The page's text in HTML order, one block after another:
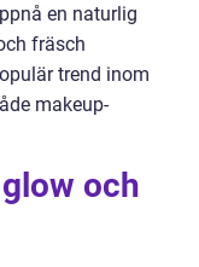
en naturlig
fräsch
trend inom
makeup-
och